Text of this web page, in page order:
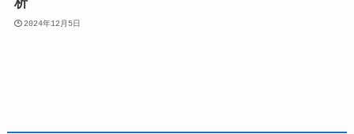
析
2024年12月5日